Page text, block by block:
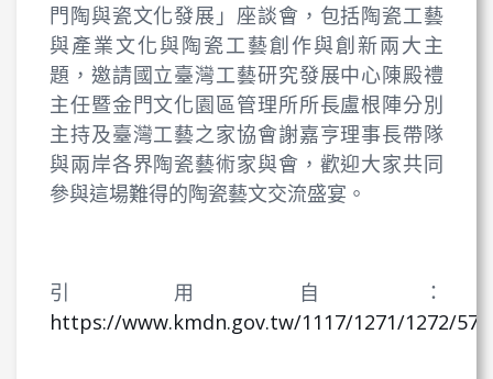
門陶與瓷文化發展」座談會，包括陶瓷工藝
與產業文化與陶瓷工藝創作與創新兩大主
題，邀請國立臺灣工藝研究發展中心陳殿禮
主任暨金門文化園區管理所所長盧根陣分別
主持及臺灣工藝之家協會謝嘉亨理事長帶隊
與兩岸各界陶瓷藝術家與會，歡迎大家共同
參與這場難得的陶瓷藝文交流盛宴。
引用自：
https://www.kmdn.gov.tw/1117/1271/1272/